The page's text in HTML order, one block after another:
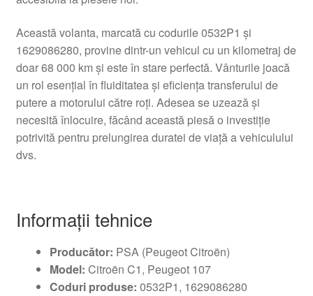
Această volanta, marcată cu codurile 0532P1 și
1629086280, provine dintr-un vehicul cu un kilometraj de
doar 68 000 km și este în stare perfectă. Vânturile joacă
un rol esențial în fluiditatea și eficiența transferului de
putere a motorului către roți. Adesea se uzează și
necesită înlocuire, făcând această piesă o investiție
potrivită pentru prelungirea duratei de viață a vehiculului
dvs.
Informații tehnice
Producător: PSA (Peugeot Citroën)
Model: Citroën C1, Peugeot 107
Coduri produse: 0532P1, 1629086280